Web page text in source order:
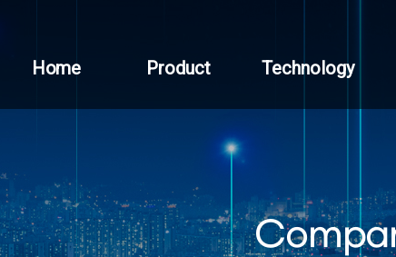
Home Product Technology